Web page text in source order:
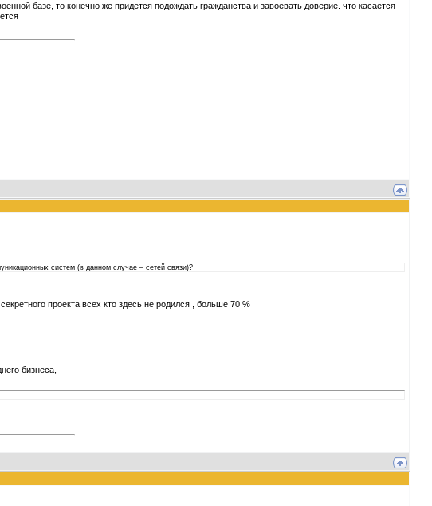
базе, то конечно же придется подождать гражданства и завоевать доверие. что касается
систем (в данном случае – сетей связи)?
проекта всех кто здесь не родился , больше 70 %
бизнеса,